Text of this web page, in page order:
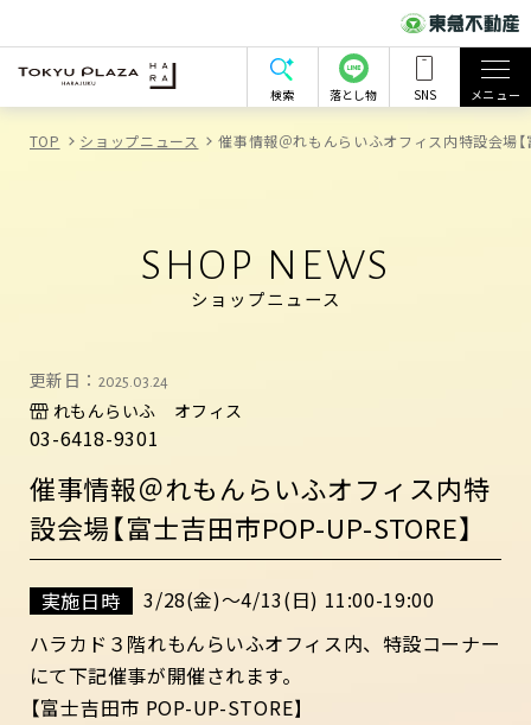
検索 落とし物 SNS メニュー
TOP ショップニュース 催事情報＠れもんらいふオフィス内特設会場
SHOP NEWS
ショップニュース
更新日： 2025.03.24
れもんらいふ オフィス
03-6418-9301
催事情報＠れもんらいふオフィス内特
設会場【富士吉田市POP-UP-STORE】
実施日時
3/28(金)〜4/13(日) 11:00-19:00
ハラカド３階れもんらいふオフィス内、特設コーナー
にて下記催事が開催されます。
【富士吉田市 POP-UP-STORE】